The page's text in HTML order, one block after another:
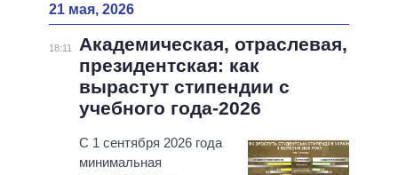
21 мая, 2026
18:11
Академическая, отраслевая,
президентская: как
вырастут стипендии с
учебного года-2026
С 1 сентября 2026 года
минимальная